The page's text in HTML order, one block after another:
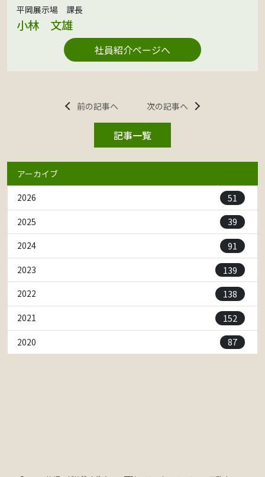
平岡展示場 課長
小林 文雄
社員紹介ページへ
前の記事へ 次の記事へ
記事一覧
アーカイブ
2026
51
2025 39
2024 91
2023 139
2022 138
2021 152
2020 87